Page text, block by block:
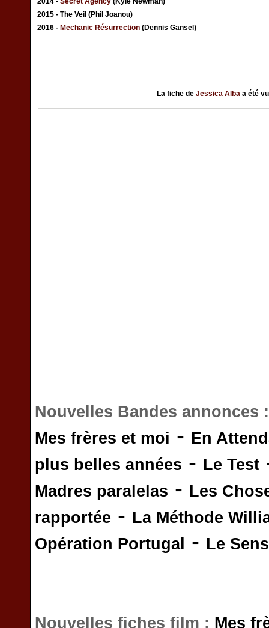
2015 - The Veil (Phil Joanou)
2016 - Mechanic Résurrection (Dennis Gansel)
La fiche de Jessica Alba a été
Nouvelles Bandes annonces
Mes frères et moi - En
plus belles années - Le Test
Madres paralelas - Les
rapportée - La Méthode
Opération Portugal
- Le
Nouvelles fiches film : Mes